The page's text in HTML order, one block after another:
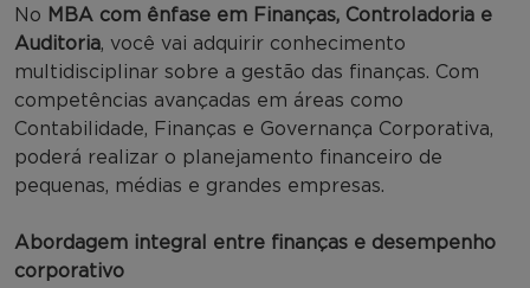
No MBA com ênfase em Finanças, Controladoria e
Auditoria, você vai adquirir conhecimento
multidisciplinar sobre a gestão das finanças. Com
competências avançadas em áreas como
Contabilidade, Finanças e Governança Corporativa,
poderá realizar o planejamento financeiro de
pequenas, médias e grandes empresas.
Abordagem integral entre finanças e desempenho
corporativo